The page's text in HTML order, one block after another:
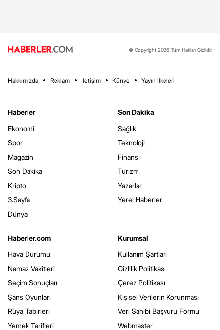
© Copyright 2026 Tüm Hakları Gizlidir.
Hakkımızda Reklam İletişim Künye Yayın İlkeleri
Haberler
Ekonomi
Spor
Magazin
Son Dakika
Kripto
3.Sayfa
Dünya
Son Dakika
Sağlık
Teknoloji
Finans
Turizm
Yazarlar
Yerel Haberler
Haberler.com
Hava Durumu
Namaz Vakitleri
Seçim Sonuçları
Şans Oyunları
Rüya Tabirleri
Yemek Tarifleri
Kurumsal
Kullanım Şartları
Gizlilik Politikası
Çerez Politikası
Kişisel Verilerin Korunması
Veri Sahibi Başvuru Formu
Webmaster